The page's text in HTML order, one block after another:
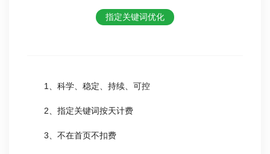
指定关键词优化
1、科学、稳定、持续、可控
2、指定关键词按天计费
3、不在首页不扣费